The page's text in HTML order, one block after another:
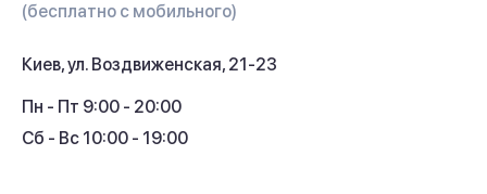
Кэшбек
(бесплатно с мобильного)
Киев, ул. Воздвиженская, 21-23
Пн - Пт 9:00 - 20:00
Сб - Вс 10:00 - 19:00